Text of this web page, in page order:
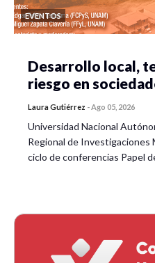
EVENTOS
Desarrollo local,
riesgo en
Laura Gutiérrez -Ago 05, 2026
Universidad Nacional
Regional de Investigaciones
ciclo de conferencias Papel